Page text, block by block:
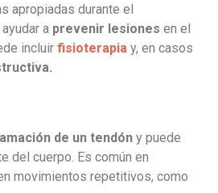
apropiadas durante el
a prevenir lesiones en el
incluir fisioterapia y, en casos
de un tendón y puede
del cuerpo. Es común en
movimientos repetitivos, como